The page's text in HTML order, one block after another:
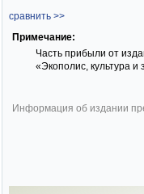
сравнить >>
Примечание:
Часть прибыли от
«Экополис, культура и
Информация об издании